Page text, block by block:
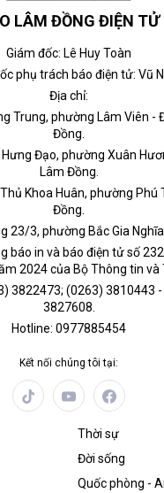
LÂM ĐỒNG ĐIỆN TỬ
Giám đốc: Lê Huy Toàn
phụ trách báo điện tử: Vũ
Địa chỉ:
Trung, phường Lâm Viên -
Đồng.
Đạo, phường Xuân
Lâm Đồng.
Khoa Huân, phường Phú
Đồng.
23/3, phường Bắc Gia
báo in và báo điện tử số
2024 của Bộ Thông tin và
3822473; (0263) 3810443 -
3827608.
Hotline: 0977885454
Kết nối chúng tôi tại:
Thời sự
Đời sống
Quốc phòng -